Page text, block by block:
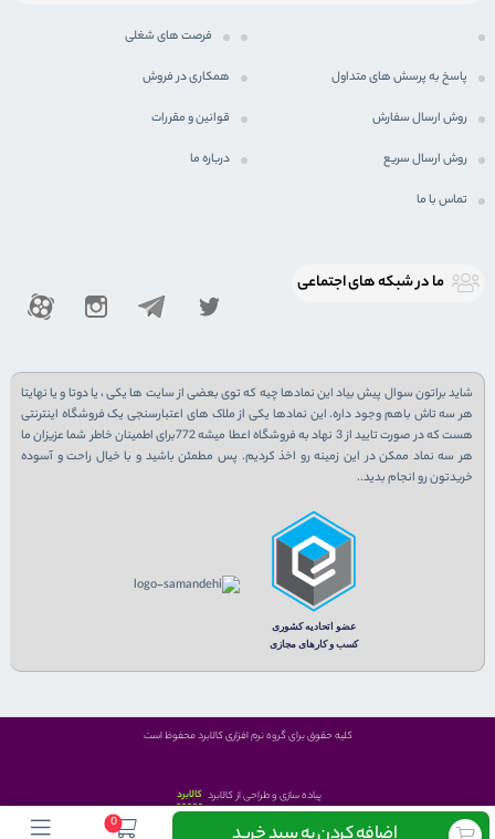
0
فرصت های شغلی
پاسخ به پرسش های متداول همکاری در فروش
روش ارسال سفارش قوانین و مقررات
روش ارسال سریع درباره ما
تماس با ما
ما در شبكه های اجتماعی
شاید براتون سوال پیش بیاد این نمادها چیه که توی بعضی از سایت ها یکی ، یا دوتا و یا نهایتا
هر سه تاش باهم وجود داره. این نمادها یکی از ملاک های اعتبارسنجی یک فروشگاه اینترنتی
هست که در صورت تایید از 3 نهاد به فروشگاه اعطا میشه 772برای اطمینان خاطر شما عزیزان ما
هر سه نماد ممکن در این زمینه رو اخذ کردیم. پس مطمئن باشید و با خیال راحت و آسوده
خریدتون رو انجام بدید..
کلیه حقوق برای گروه نرم افزاری کالابرد محفوظ است
پیاده سازی و طراحی از کالابرد کالابرد